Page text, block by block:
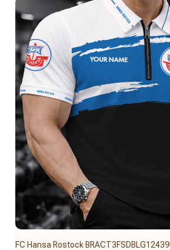
FC Hansa Rostock BRACT3FSDBLG12439